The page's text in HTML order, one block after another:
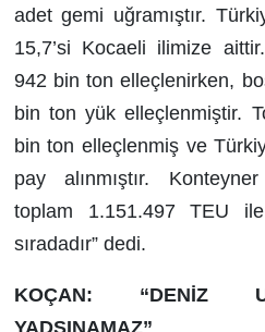
adet gemi uğramıştır.
15,7’si Kocaeli ilimize
942 bin ton elleçlenirken,
bin ton yük elleçlenmiştir.
bin ton elleçlenmiş ve
pay alınmıştır.
toplam 1.151.497 TEU
sıradadır” dedi.
KOÇAN: “DENİZ